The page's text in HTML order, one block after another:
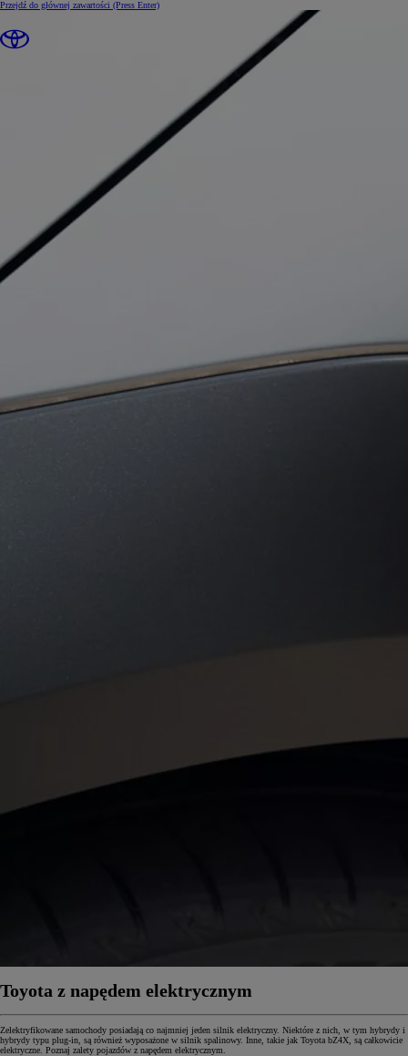
Przejdź do głównej zawartości (Press Enter)
Toyota z napędem elektrycznym
Zelektryfikowane samochody posiadają co najmniej jeden silnik elektryczny. Niektóre z nich, w tym hybrydy i
hybrydy typu plug-in, są również wyposażone w silnik spalinowy. Inne, takie jak Toyota bZ4X, są całkowicie
elektryczne. Poznaj zalety pojazdów z napędem elektrycznym.